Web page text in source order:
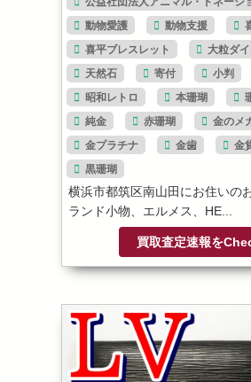
動物愛護
動物支援
喜平ブレスレット
大粒ダ
天然石
寄付
小判
昭和レトロ
本珊瑚
純金
赤珊瑚
金のメ
金プラチナ
金歯
金
黒珊瑚
横浜市都筑区南山田にお住いの
ランド小物、エルメス、HE...
買取査定速報を